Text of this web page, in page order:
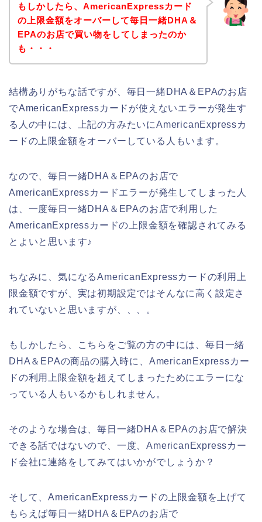
もしかしたら、AmericanExpressカード
の上限金額をオーバーして毎日一緒DHA＆
EPAのお店で買い物をしてしまったのか
も・・・
結構ありがちな話ですが、毎日一緒DHA＆EPAのお店
でAmericanExpressカードが使えないエラーが発生す
る人の中には、上記の方みたいにAmericanExpressカ
ードの上限金額をオーバーしている人もいます。
なので、毎日一緒DHA＆EPAのお店で
AmericanExpressカードエラーが発生してしまった人
は、一度毎日一緒DHA＆EPAのお店で利用した
AmericanExpressカードの上限金額を確認されてみる
とよいと思います♪
ちなみに、気になるAmericanExpressカードの利用上
限金額ですが、実は初期設定ではそんなに高く設定さ
れていないと思いますが、、、。
もしかしたら、こちらをご覧の方の中には、毎日一緒
DHA＆EPAの商品の購入時に、AmericanExpressカー
ドの利用上限金額を超えてしまったためにエラーにな
っている人もいるかもしれません。
そのような場合は、毎日一緒DHA＆EPAのお店で解決
できる話ではないので、一度、AmericanExpressカー
ド会社に連絡をしてみてはいかがでしょうか？
そして、AmericanExpressカードの上限金額を上げて
もらえば毎日一緒DHA＆EPAのお店で